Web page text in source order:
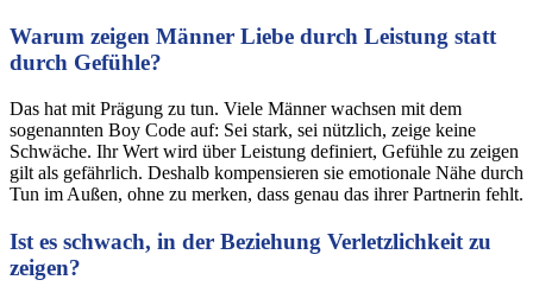
Warum zeigen Männer Liebe durch Leistung statt
durch Gefühle?
Das hat mit Prägung zu tun. Viele Männer wachsen mit dem
sogenannten Boy Code auf: Sei stark, sei nützlich, zeige keine
Schwäche. Ihr Wert wird über Leistung definiert, Gefühle zu zeigen
gilt als gefährlich. Deshalb kompensieren sie emotionale Nähe durch
Tun im Außen, ohne zu merken, dass genau das ihrer Partnerin fehlt.
Ist es schwach, in der Beziehung Verletzlichkeit zu
zeigen?